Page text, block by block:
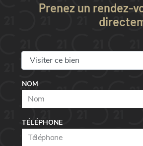
Prenez un rendez-
NOM
TÉLÉPHONE